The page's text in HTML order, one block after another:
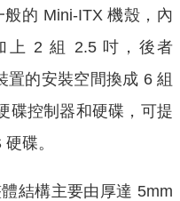
的 Mini-ITX 機殼，內
上 2 組 2.5 吋，後者
置的安裝空間換成 6 組
碟控制器和硬碟，可提
碟。
結構主要由厚達 5mm